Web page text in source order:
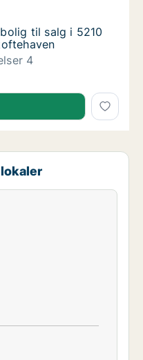
til salg i 5210
i 5210 Odense NV,
til salg i 5210
til salg i 5210
4
til salg i 5210